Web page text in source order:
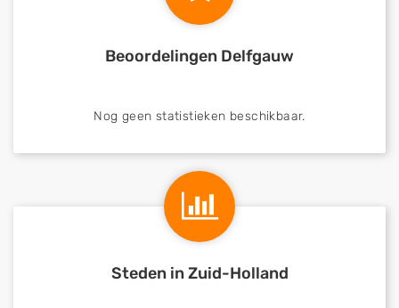
Beoordelingen Delfgauw
Nog geen statistieken beschikbaar.
Steden in Zuid-Holland